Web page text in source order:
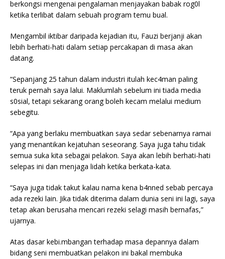
berkongsi mengenai pengalaman menjayakan babak rog0l
ketika terlibat dalam sebuah program temu bual.
Mengambil iktibar daripada kejadian itu, Fauzi berjanji akan
lebih berhati-hati dalam setiap percakapan di masa akan
datang.
“Sepanjang 25 tahun dalam industri itulah kec4man paling
teruk pernah saya lalui. Maklumlah sebelum ini tiada media
s0sial, tetapi sekarang orang boleh kecam melalui medium
sebegitu.
“Apa yang berlaku membuatkan saya sedar sebenarnya ramai
yang menantikan kejatuhan seseorang. Saya juga tahu tidak
semua suka kita sebagai pelakon. Saya akan lebih berhati-hati
selepas ini dan menjaga lidah ketika berkata-kata.
“Saya juga tidak takut kalau nama kena b4nned sebab percaya
ada rezeki lain. Jika tidak diterima dalam dunia seni ini lagi, saya
tetap akan berusaha mencari rezeki selagi masih bernafas,”
ujarnya.
Atas dasar kebi.mbangan terhadap masa depannya dalam
bidang seni membuatkan pelakon ini bakal membuka